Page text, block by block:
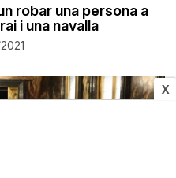
X
robar una persona a
i una navalla